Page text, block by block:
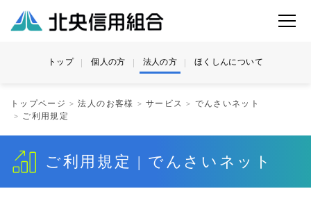
トップ 個人の方 法人の方 ほくしんについて
トップページ 法人のお客様 サービス
でんさいネット
ご利用規定
ご利用規定 | でんさいネット